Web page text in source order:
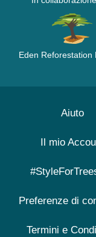
Eden Reforestation
Aiuto
Il mio
Preferenze di
Termini e